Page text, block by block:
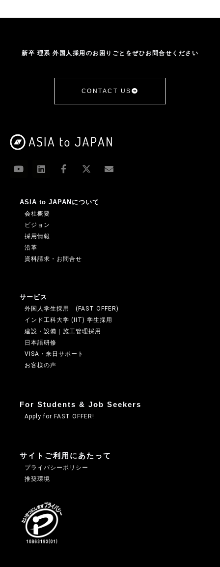
新卒 理系 外国人採用のお困りごとをぜひお問合せください
CONTACT US
ASIA to JAPANについて
会社概要
ビジョン
採用情報
沿革
資料請求・お問合せ
サービス
外国人学生採用 (FAST OFFER)
インド工科大学 (IIT) 学生採用
建設・設備｜施工管理採用
日本語研修
VISA・来日サポート
お客様の声
For Students & Job Seekers
Apply for FAST OFFER!
サイトご利用にあたって
プライバシーポリシー
推奨環境